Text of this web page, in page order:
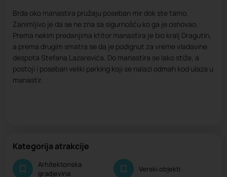
Brda oko manastira pružaju poseban mir dok ste tamo.
Zanimljivo je da se ne zna sa sigurnošću ko ga je osnovao.
Prema nekim predanjima ktitor manastira je bio kralj Dragutin,
a prema drugim smatra se da je podignut za vreme vladavine
despota Stefana Lazarevića. Do manastira se lako stiže, a
postoji i poseban veliki parking koji se nalazi odmah kod ulaza u
manastir.
Kategorija atrakcije
Arhitektonska
gradjevina
Verski objekti